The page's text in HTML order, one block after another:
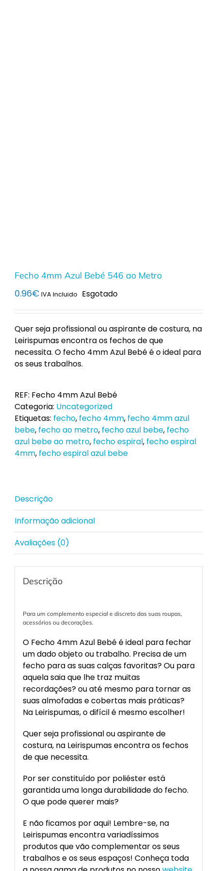
Fecho 4mm Azul Bebé 546 ao Metro
0.96€ IVA Incluido Esgotado
Quer seja profissional ou aspirante de costura, na
Leirispumas encontra os fechos de que
necessita. O fecho 4mm Azul Bebé é o ideal para
os seus trabalhos.
REF: Fecho 4mm Azul Bebé
Categoria: Uncategorized
Etiquetas: fecho, fecho 4mm, fecho 4mm azul
bebe, fecho ao metro, fecho azul bebe, fecho
azul bebe ao metro, fecho espiral, fecho espiral
4mm, fecho espiral azul bebe
Descrição
Informação adicional
Avaliações (0)
Descrição
Para um complemento especial e discreto das suas roupas,
acessórios ou decorações.
O Fecho 4mm Azul Bebé é ideal para fechar
um dado objeto ou trabalho. Precisa de um
fecho para as suas calças favoritas? Ou para
aquela saia que lhe traz muitas
recordações? ou até mesmo para tornar as
suas almofadas e cobertas mais práticas?
Na Leirispumas, o difícil é mesmo escolher!
Quer seja profissional ou aspirante de
costura, na Leirispumas encontra os fechos
de que necessita.
Por ser constituído por poliéster está
garantida uma longa durabilidade do fecho.
O que pode querer mais?
E não ficamos por aqui! Lembre-se, na
Leirispumas encontra variadíssimos
produtos que vão complementar os seus
trabalhos e os seus espaços! Conheça toda